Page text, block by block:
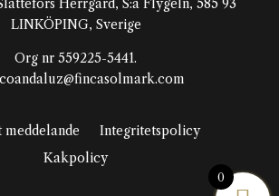
Herrgård, S:a Flygeln, 585 93
LINKÖPING, Sverige
Org nr 559225-5441.
meddelande
Integritetspolicy
Kakpolicy
0